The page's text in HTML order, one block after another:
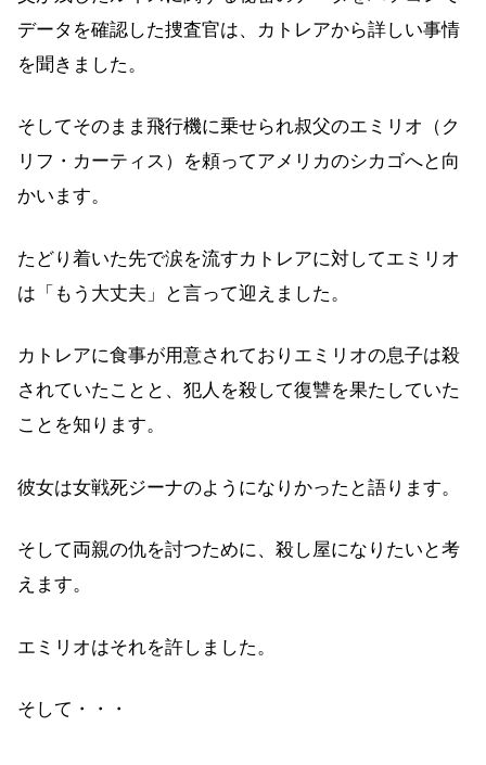
データを確認した捜査官は、カトレアから詳しい事情
を聞きました。
そしてそのまま飛行機に乗せられ叔父のエミリオ（ク
リフ・カーティス）を頼ってアメリカのシカゴへと向
かいます。
たどり着いた先で涙を流すカトレアに対してエミリオ
は「もう大丈夫」と言って迎えました。
カトレアに食事が用意されておりエミリオの息子は殺
されていたことと、犯人を殺して復讐を果たしていた
ことを知ります。
彼女は女戦死ジーナのようになりかったと語ります。
そして両親の仇を討つために、殺し屋になりたいと考
えます。
エミリオはそれを許しました。
そして・・・